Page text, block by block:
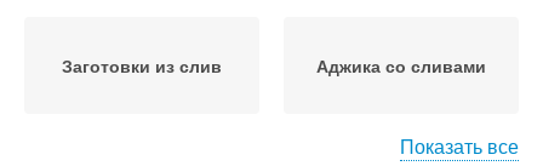
Заготовки из слив Аджика со сливами
Показать все